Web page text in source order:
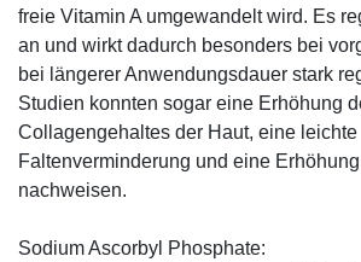
freie Vitamin A umgewandelt wird. Es
an und wirkt dadurch besonders bei
bei längerer Anwendungsdauer stark
Studien konnten sogar eine Erhöhung
Collagengehaltes der Haut, eine leichte
Faltenverminderung und eine
nachweisen.
Sodium Ascorbyl Phosphate: